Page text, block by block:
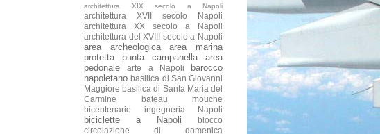
architettura XIX secolo a Napoli
architettura XVII secolo Napoli
architettura XX secolo a Napoli
architettura del XVIII secolo a Napoli
area archeologica
area marina
protetta punta campanella
area
pedonale
arte a Napoli
barocco
napoletano basilica di San Giovanni
Maggiore basilica di Santa Maria del
Carmine
bateau mouche
bicentenario ingegneria Napoli
biciclette a Napoli
blocco
circolazione di domenica